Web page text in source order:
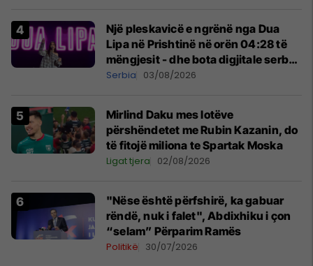
Një pleskavicë e ngrënë nga Dua
Lipa në Prishtinë në orën 04:28 të
mëngjesit - dhe bota digjitale serbe
shpall gjendjen e luftës
Serbia 03/08/2026
Mirlind Daku mes lotëve
përshëndetet me Rubin Kazanin, do
të fitojë miliona te Spartak Moska
Ligat tjera 02/08/2026
"Nëse është përfshirë, ka gabuar
rëndë, nuk i falet", Abdixhiku i çon
“selam” Përparim Ramës
Politikë 30/07/2026